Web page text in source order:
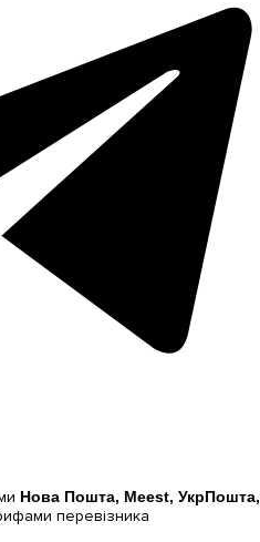
Нова Пошта, Meest, УкрПошта,
перевізника